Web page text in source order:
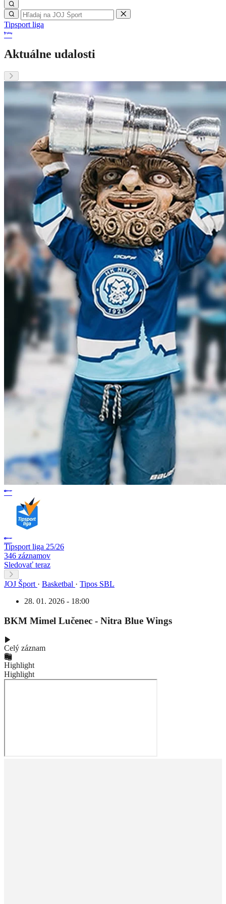
Tipsport liga
Aktuálne udalosti
Tipsport liga 25/26
346 záznamov
Sledovať teraz
JOJ Šport · Basketbal · Tipos SBL
28. 01. 2026 - 18:00
BKM Mimel Lučenec - Nitra Blue Wings
Celý záznam
Highlight
Highlight